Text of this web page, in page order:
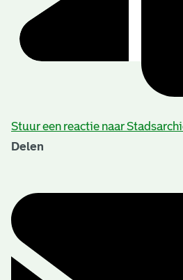
Stuur een reactie naar
Delen